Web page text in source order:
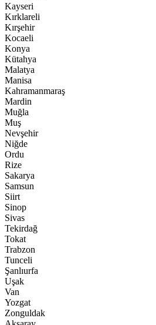
Kayseri
Kırklareli
Kırşehir
Kocaeli
Konya
Kütahya
Malatya
Manisa
Kahramanmaraş
Mardin
Muğla
Muş
Nevşehir
Niğde
Ordu
Rize
Sakarya
Samsun
Siirt
Sinop
Sivas
Tekirdağ
Tokat
Trabzon
Tunceli
Şanlıurfa
Uşak
Van
Yozgat
Zonguldak